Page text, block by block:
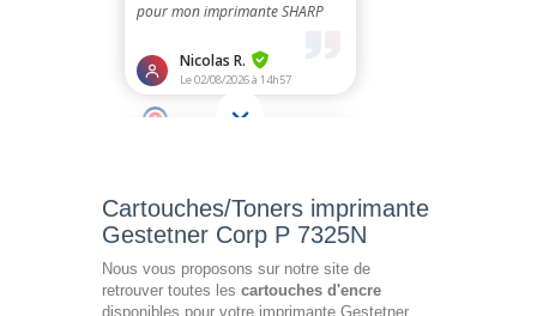
Cartouches/Toners imprimante
Gestetner Corp P 7325N
Nous vous proposons sur notre site de
retrouver toutes les cartouches d'encre
disponibles pour votre imprimante Gestetner